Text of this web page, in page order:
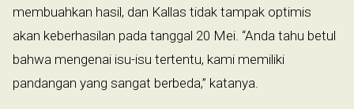
membuahkan hasil, dan Kallas tidak tampak optimis
akan keberhasilan pada tanggal 20 Mei. “Anda tahu betul
bahwa mengenai isu-isu tertentu, kami memiliki
pandangan yang sangat berbeda,” katanya.